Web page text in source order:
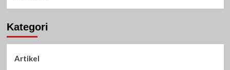
Kategori
Artikel